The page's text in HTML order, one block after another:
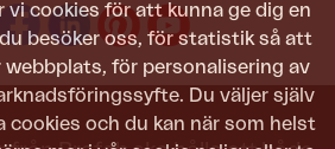
vi cookies för att kunna ge dig en
besöker oss, för statistik så att
för personalisering av
Du väljer själv
cookies och du kan när som helst